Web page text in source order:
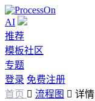
AI
推荐
模板社区
专题
登录 免费注册
首页  流程图  详情